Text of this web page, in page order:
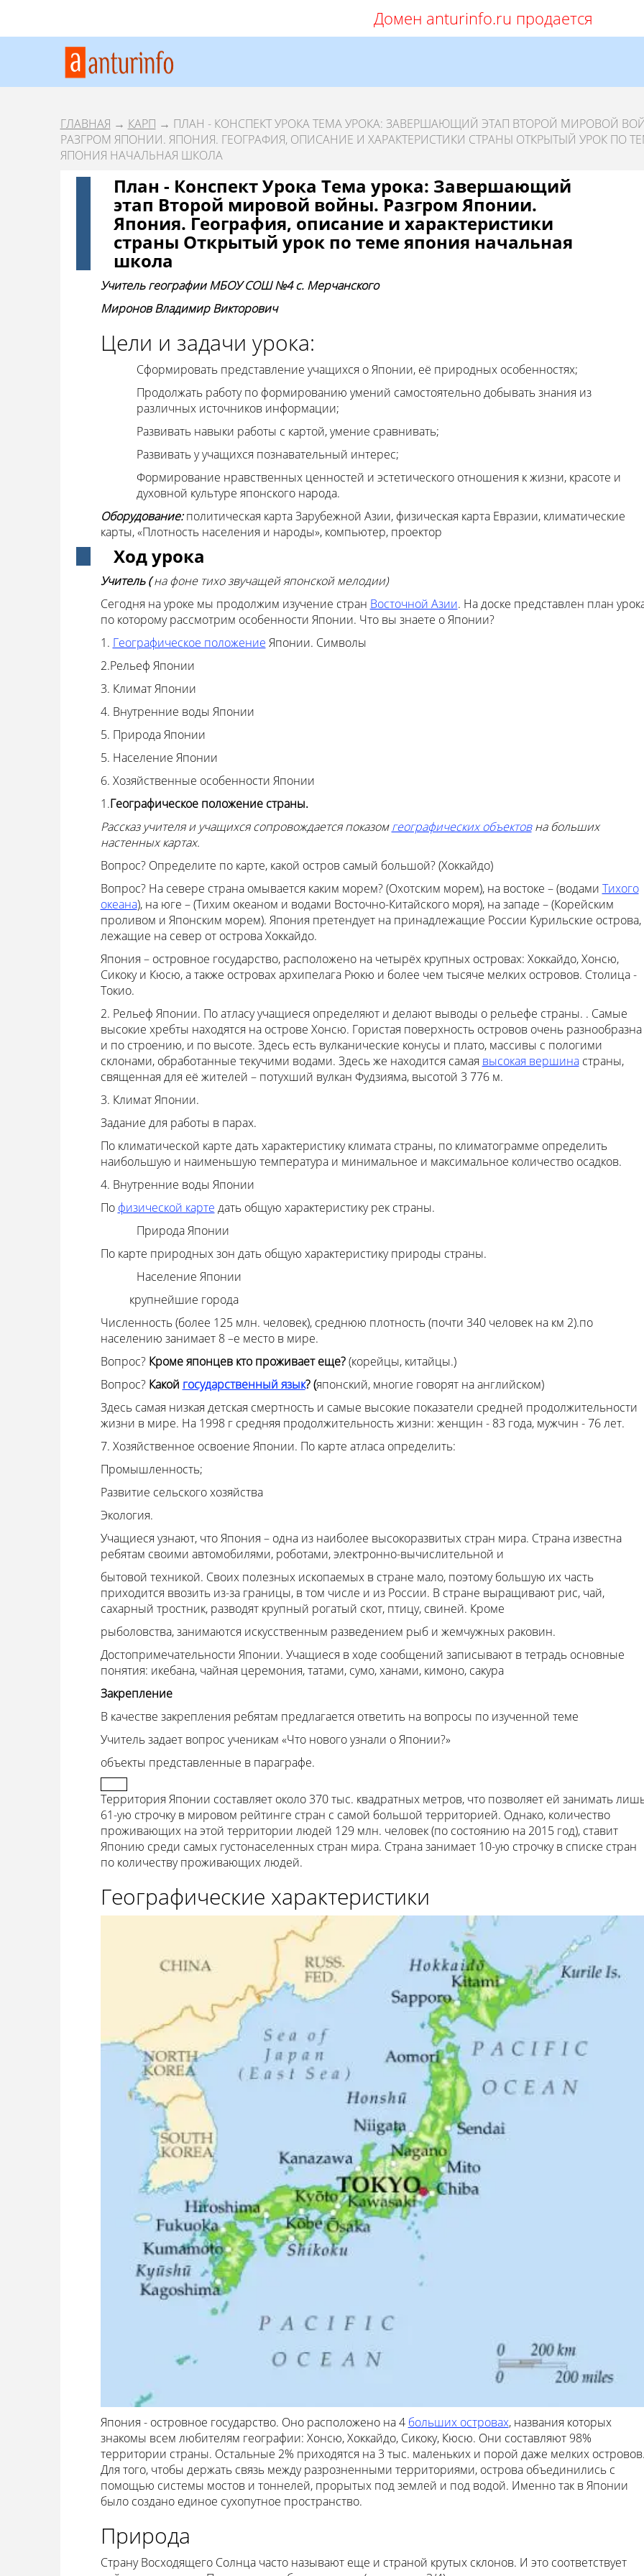
Домен anturinfo.ru продается
ГЛАВНАЯ → КАРП → ПЛАН - КОНСПЕКТ УРОКА ТЕМА УРОКА: ЗАВЕРШАЮЩИЙ ЭТАП ВТОРОЙ МИРОВОЙ
РАЗГРОМ ЯПОНИИ. ЯПОНИЯ. ГЕОГРАФИЯ, ОПИСАНИЕ И ХАРАКТЕРИСТИКИ СТРАНЫ ОТКРЫТЫЙ УРОК ПО
ЯПОНИЯ НАЧАЛЬНАЯ ШКОЛА
План - Конспект Урока Тема урока: Завершающий
этап Второй мировой войны. Разгром Японии.
Япония. География, описание и характеристики
страны Открытый урок по теме япония начальная
школа
Учитель географии МБОУ СОШ №4 с. Мерчанского
Миронов Владимир Викторович
Цели и задачи урока:
Сформировать представление учащихся о Японии, её природных особенностях;
Продолжать работу по формированию умений самостоятельно добывать знания из
различных источников информации;
Развивать навыки работы с картой, умение сравнивать;
Развивать у учащихся познавательный интерес;
Формирование нравственных ценностей и эстетического отношения к жизни, красоте и
духовной культуре японского народа.
Оборудование:политическая карта Зарубежной Азии, физическая карта Евразии, климатические
карты, «Плотность населения и народы», компьютер, проектор
Ход урока
Учитель(на фоне тихо звучащей японской мелодии)
Сегодня на уроке мы продолжим изучение стран Восточной Азии. На доске представлен план
по которому рассмотрим особенности Японии. Что вы знаете о Японии?
1. Географическое положение Японии. Символы
2.Рельеф Японии
3. Климат Японии
4. Внутренние воды Японии
5. Природа Японии
5. Население Японии
6. Хозяйственные особенности Японии
1.Географическое положение страны.
Рассказ учителя и учащихся сопровождается показомгеографических объектовна больших
настенных картах.
Вопрос? Определите по карте, какой остров самый большой? (Хоккайдо)
Вопрос? На севере страна омывается каким морем? (Охотским морем), на востоке – (водами Тихого
океана), на юге – (Тихим океаном и водами Восточно-Китайского моря), на западе – (Корейским
проливом и Японским морем). Япония претендует на принадлежащие России Курильские острова,
лежащие на север от острова Хоккайдо.
Япония – островное государство, расположено на четырёх крупных островах: Хоккайдо, Хонсю,
Сикоку и Кюсю, а также островах архипелага Рюкю и более чем тысяче мелких островов. Столица -
Токио.
2. Рельеф Японии. По атласу учащиеся определяют и делают выводы о рельефе страны. . Самые
высокие хребты находятся на острове Хонсю. Гористая поверхность островов очень разнообразна
и по строению, и по высоте. Здесь есть вулканические конусы и плато, массивы с пологими
склонами, обработанные текучими водами. Здесь же находится самая высокая вершинастраны,
священная для её жителей – потухший вулкан Фудзияма, высотой 3 776 м.
3. Климат Японии.
Задание для работы в парах.
По климатической карте дать характеристику климата страны, по климатограмме определить
наибольшую и наименьшую температура и минимальное и максимальное количество осадков.
4. Внутренние воды Японии
По физической карте дать общую характеристику рек страны.
Природа Японии
По карте природных зон дать общую характеристику природы страны.
Население Японии
крупнейшие города
Численность (более 125 млн. человек), среднюю плотность (почти 340 человек на км 2).по
населению занимает 8 –е место в мире.
Вопрос? Кроме японцев кто проживает еще?(корейцы, китайцы.)
Вопрос? Какой государственный язык? (японский, многие говорят на английском)
Здесь самая низкая детская смертность и самые высокие показатели средней продолжительности
жизни в мире. На 1998 г средняя продолжительность жизни: женщин - 83 года, мужчин - 76 лет.
7. Хозяйственное освоение Японии. По карте атласа определить:
Промышленность;
Развитие сельского хозяйства
Экология.
Учащиеся узнают, что Япония – одна из наиболее высокоразвитых стран мира. Страна известна
ребятам своими автомобилями, роботами, электронно-вычислительной и
бытовой техникой. Своих полезных ископаемых в стране мало, поэтому большую их часть
приходится ввозить из-за границы, в том числе и из России. В стране выращивают рис, чай,
сахарный тростник, разводят крупный рогатый скот, птицу, свиней. Кроме
рыболовства, занимаются искусственным разведением рыб и жемчужных раковин.
Достопримечательности Японии. Учащиеся в ходе сообщений записывают в тетрадь основные
понятия: икебана, чайная церемония, татами, сумо, ханами, кимоно, сакура
Закрепление
В качестве закрепления ребятам предлагается ответить на вопросы по изученной теме
Учитель задает вопрос ученикам «Что нового узнали о Японии?»
объекты представленные в параграфе.
Территория Японии составляет около 370 тыс. квадратных метров, что позволяет ей занимать
61-ую строчку в мировом рейтинге стран с самой большой территорией. Однако, количество
проживающих на этой территории людей 129 млн. человек (по состоянию на 2015 год), ставит
Японию среди самых густонаселенных стран мира. Страна занимает 10-ую строчку в списке стран
по количеству проживающих людей.
Географические характеристики
Япония - островное государство. Оно расположено на 4 больших островах, названия которых
знакомы всем любителям географии: Хонсю, Хоккайдо, Сикоку, Кюсю. Они составляют 98%
территории страны. Остальные 2% приходятся на 3 тыс. маленьких и порой даже мелких
Для того, чтобы держать связь между разрозненными территориями, острова объединились с
помощью системы мостов и тоннелей, прорытых под землей и под водой. Именно так в Японии
было создано единое сухопутное пространство.
Природа
Страну Восходящего Солнца часто называют еще и страной крутых склонов. И это соответствует